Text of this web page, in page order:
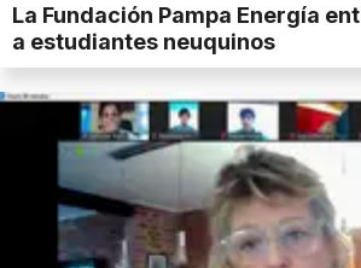
La Fundación Pampa Energía
a estudiantes neuquinos